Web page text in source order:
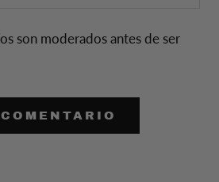
son moderados antes de ser